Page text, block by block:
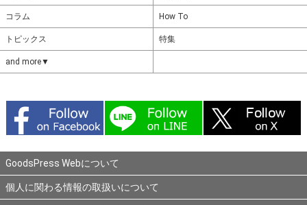
コラム How To
トピックス 特集
and more▼
GoodsPress Webについて
個人に関わる情報の取扱いについて